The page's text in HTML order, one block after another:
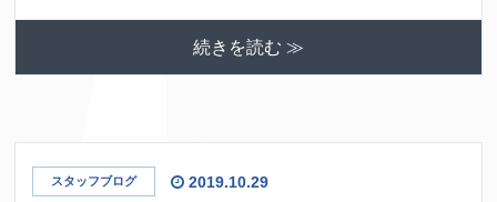
続きを読む ≫
スタッフブログ 2019.10.29